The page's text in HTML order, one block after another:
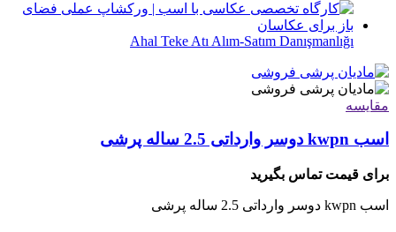
Ahal Teke Atı Alım-Satım Danışmanlığı
مقایسه
اسب kwpn دوسر وارداتی 2.5 ساله پرشی
برای قیمت تماس بگیرید
اسب kwpn دوسر وارداتی 2.5 ساله پرشی